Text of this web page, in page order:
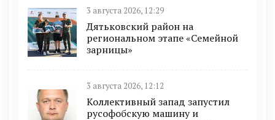
3 августа 2026, 12:29
Дятьковский район на
региональном этапе «Семейной
зарницы»
3 августа 2026, 12:12
Коллективный запад запустил
русофобскую машину и